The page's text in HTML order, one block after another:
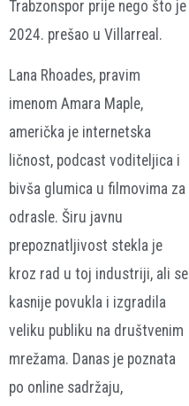
Trabzonspor prije nego što je
2024. prešao u Villarreal.
Lana Rhoades, pravim
imenom Amara Maple,
američka je internetska
ličnost, podcast voditeljica i
bivša glumica u filmovima za
odrasle. Širu javnu
prepoznatljivost stekla je
kroz rad u toj industriji, ali se
kasnije povukla i izgradila
veliku publiku na društvenim
mrežama. Danas je poznata
po online sadržaju,